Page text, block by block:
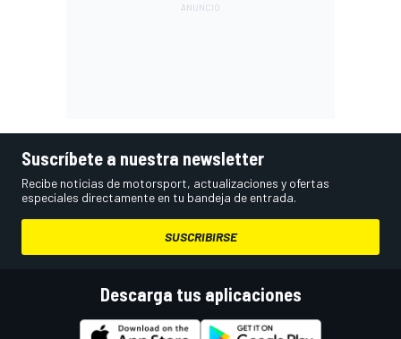
Suscríbete a nuestra newsletter
Recibe noticias de motorsport, actualizaciones y ofertas
especiales directamente en tu bandeja de entrada.
SUSCRIBIRSE
Descarga tus aplicaciones